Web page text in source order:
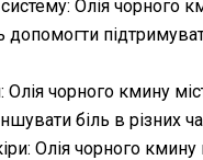
Олія чорного
допомогти
чорного кмину
біль в різних
Олія чорного